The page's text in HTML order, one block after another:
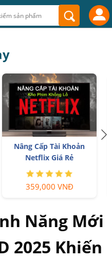
Nâng Cấp Tài Khoản
Netflix Giá Rẻ
359,000 VNĐ
Năng Mới
2025 Khiến